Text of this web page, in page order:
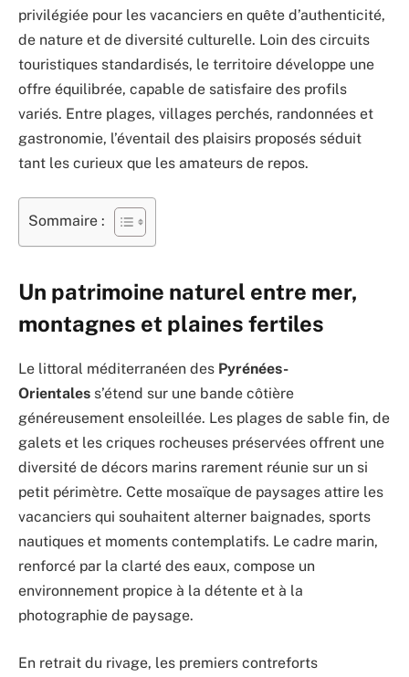
privilégiée pour les vacanciers en quête d’authenticité,
de nature et de diversité culturelle. Loin des circuits
touristiques standardisés, le territoire développe une
offre équilibrée, capable de satisfaire des profils
variés. Entre plages, villages perchés, randonnées et
gastronomie, l’éventail des plaisirs proposés séduit
tant les curieux que les amateurs de repos.
Sommaire :
Un patrimoine naturel entre mer,
montagnes et plaines fertiles
Le littoral méditerranéen des Pyrénées-
Orientales s’étend sur une bande côtière
généreusement ensoleillée. Les plages de sable fin, de
galets et les criques rocheuses préservées offrent une
diversité de décors marins rarement réunie sur un si
petit périmètre. Cette mosaïque de paysages attire les
vacanciers qui souhaitent alterner baignades, sports
nautiques et moments contemplatifs. Le cadre marin,
renforcé par la clarté des eaux, compose un
environnement propice à la détente et à la
photographie de paysage.
En retrait du rivage, les premiers contreforts